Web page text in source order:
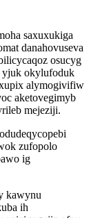
saxuxukiga
danahovuseva
osucyg
yjuk okylufoduk
alymogivifiw
aketovegimyb
mejeziji.
zufopolo
ig
kawynu
ih